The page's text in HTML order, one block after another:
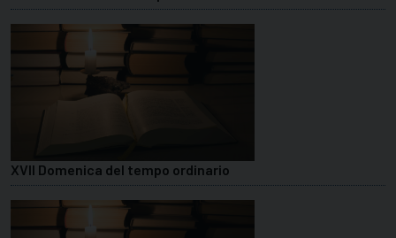
XVII Domenica del tempo ordinario